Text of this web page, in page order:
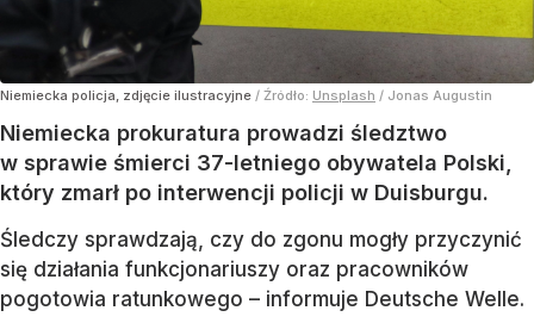
Niemiecka policja, zdjęcie ilustracyjne / Źródło: Unsplash / Jonas Augustin
Niemiecka prokuratura prowadzi śledztwo
w sprawie śmierci 37-letniego obywatela Polski,
który zmarł po interwencji policji w Duisburgu.
Śledczy sprawdzają, czy do zgonu mogły przyczynić
się działania funkcjonariuszy oraz pracowników
pogotowia ratunkowego – informuje Deutsche Welle.